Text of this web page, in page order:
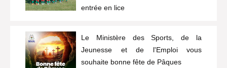
entrée en lice
Le Ministère des Sports, de la
Jeunesse et de l'Emploi vous
souhaite bonne fête de Pâques